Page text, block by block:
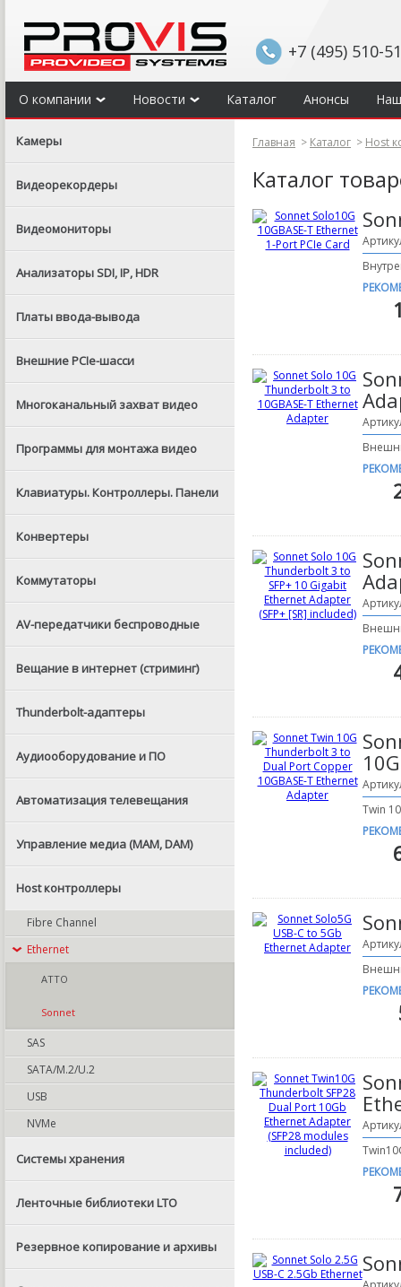
+7 (495) 510-
О компании Новости Каталог Анонсы
Камеры
Видеорекордеры
Видеомониторы
Анализаторы SDI, IP, HDR
Платы ввода-вывода
Внешние PCIe-шасси
Многоканальный захват видео
Программы для монтажа видео
Клавиатуры. Контроллеры. Панели
Конвертеры
Коммутаторы
AV-передатчики беспроводные
Вещание в интернет (стриминг)
Thunderbolt-адаптеры
Аудиооборудование и ПО
Автоматизация телевещания
Управление медиа (MAM, DAM)
Host контроллеры
Fibre Channel
Ethernet
ATTO
Sonnet
SAS
SATA/M.2/U.2
USB
NVMe
Системы хранения
Ленточные библиотеки LTO
Резервное копирование и архивы
Главная > Каталог > Host
Каталог
Twin